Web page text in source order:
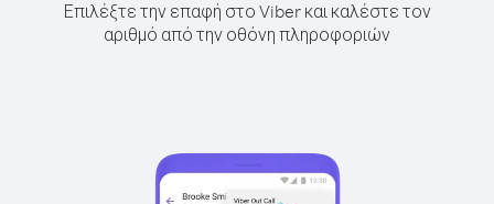
Επιλέξτε την επαφή στο Viber και καλέστε τον
αριθμό από την οθόνη πληροφοριών